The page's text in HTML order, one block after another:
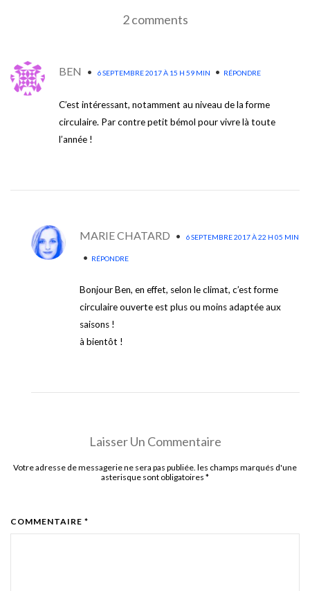
2 comments
BEN • 6 SEPTEMBRE 2017 À 15 H 59 MIN • RÉPONDRE
C’est intéressant, notamment au niveau de la forme
circulaire. Par contre petit bémol pour vivre là toute
l’année !
MARIE CHATARD • 6 SEPTEMBRE 2017 À 22 H 05 MIN
• RÉPONDRE
Bonjour Ben, en effet, selon le climat, c’est forme
circulaire ouverte est plus ou moins adaptée aux
saisons !
à bientôt !
Laisser Un Commentaire
Votre adresse de messagerie ne sera pas publiée. les champs marqués d'une
asterisque sont obligatoires *
COMMENTAIRE *